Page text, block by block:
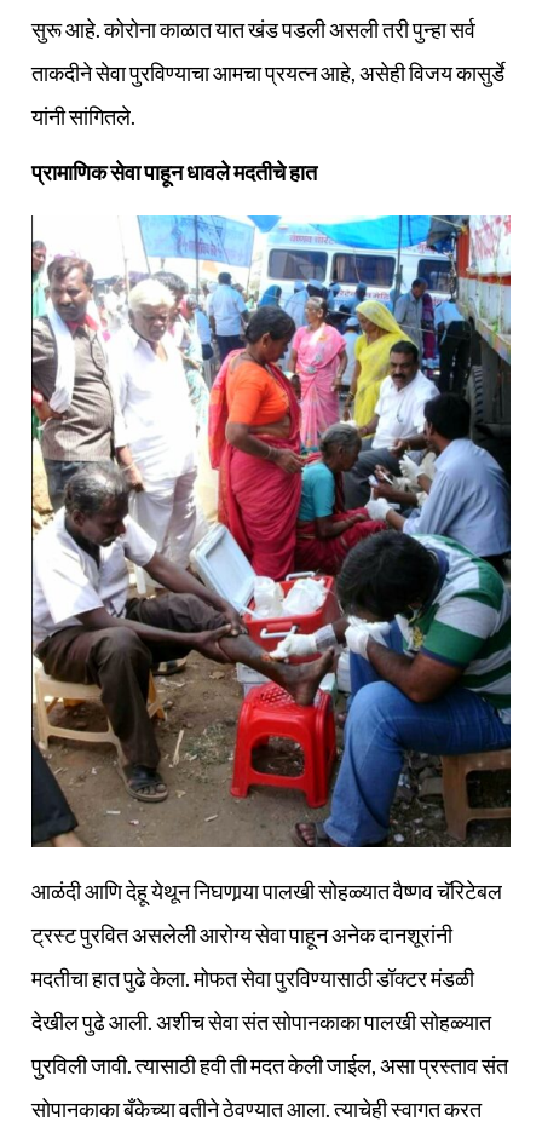
सुरू आहे. कोरोना काळात यात खंड पडली असली तरी पुन्हा सर्व
ताकदीने सेवा पुरविण्याचा आमचा प्रयत्न आहे, असेही विजय कासुर्डे
यांनी सांगितले.
प्रामाणिक सेवा पाहून धावले मदतीचे हात
आळंदी आणि देहू येथून निघणार्‍या पालखी सोहळ्यात वैष्णव चॅरिटेबल
ट्रस्ट पुरवित असलेली आरोग्य सेवा पाहून अनेक दानशूरांनी
मदतीचा हात पुढे केला. मोफत सेवा पुरविण्यासाठी डॉक्टर मंडळी
देखील पुढे आली. अशीच सेवा संत सोपानकाका पालखी सोहळ्यात
पुरविली जावी. त्यासाठी हवी ती मदत केली जाईल, असा प्रस्ताव संत
सोपानकाका बँकेच्या वतीने ठेवण्यात आला. त्याचेही स्वागत करत